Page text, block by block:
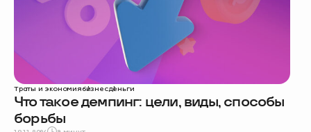
Траты и экономиябизнесденьги
Что такое демпинг: цели, виды, способы
борьбы